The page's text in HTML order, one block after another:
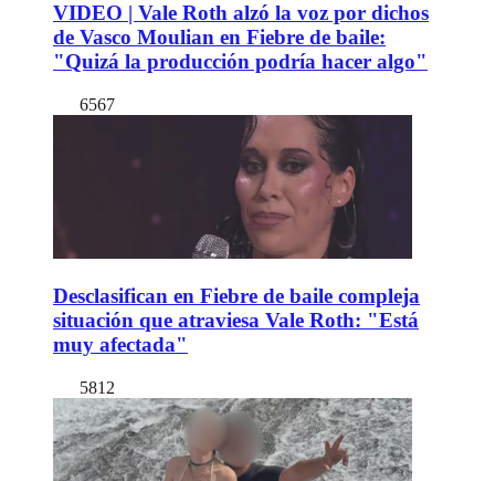
VIDEO | Vale Roth alzó la voz por dichos
de Vasco Moulian en Fiebre de baile:
"Quizá la producción podría hacer algo"
6567
Desclasifican en Fiebre de baile compleja
situación que atraviesa Vale Roth: "Está
muy afectada"
5812